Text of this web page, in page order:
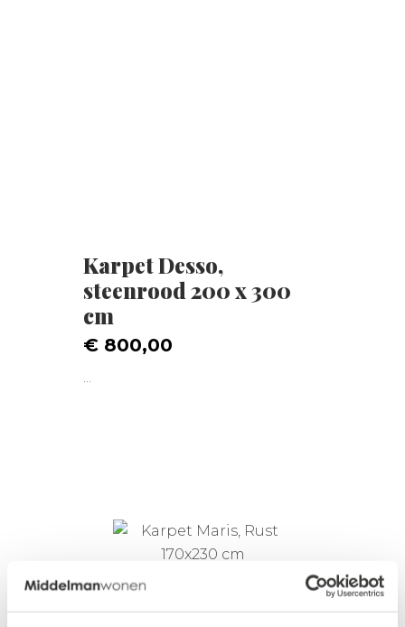
Karpet Desso,
steenrood 200 x 300
cm
€ 800,00
...